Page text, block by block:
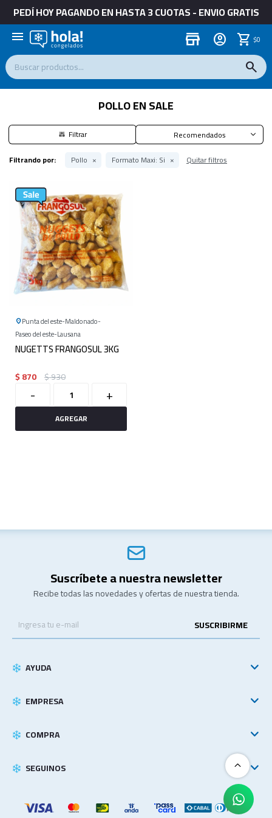
PEDÍ HOY PAGANDO EN HASTA 3 CUOTAS - ENVIO GRATIS
menu store $0
POLLO EN SALE
Recomendados
Filtrando por:
Pollo Formato Maxi: Si Quitar filtros
Punta del este Maldonado
Paseo del este Lausana
NUGETTS FRANGOSUL 3KG
$870 $930
- +
Suscríbete a nuestra newsletter
Recibe todas las novedades y ofertas de nuestra tienda.
SUSCRIBIRME
AYUDA
EMPRESA
COMPRA
SEGUINOS